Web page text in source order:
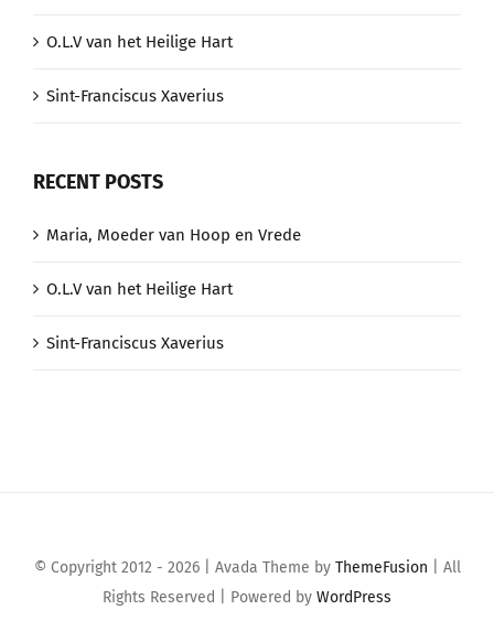
O.L.V van het Heilige Hart
Sint-Franciscus Xaverius
RECENT POSTS
Maria, Moeder van Hoop en Vrede
O.L.V van het Heilige Hart
Sint-Franciscus Xaverius
© Copyright 2012 - 2026 | Avada Theme by ThemeFusion | All
Rights Reserved | Powered by WordPress